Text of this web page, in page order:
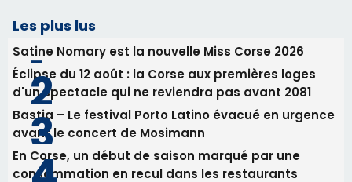
consommation en recul dans les restaurants
La gendarmerie alerte les restaurateurs corses
face à une nouvelle escroquerie au faux vendeur de
vin
Newsletter